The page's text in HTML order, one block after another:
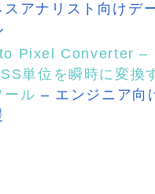
スアナリスト向けデ
Pixel Converter –
単位を瞬時に変換
ール – エンジニア向